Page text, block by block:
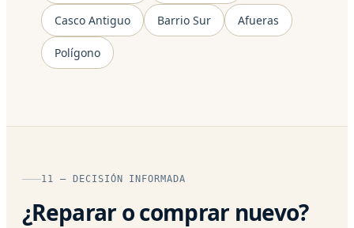
Casco Antiguo Barrio Sur Afueras
Polígono
11 — DECISIÓN INFORMADA
¿Reparar o comprar nuevo?